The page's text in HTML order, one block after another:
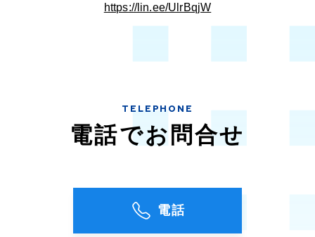
https://lin.ee/UlrBqjW
TELEPHONE
電話でお問合せ
電話